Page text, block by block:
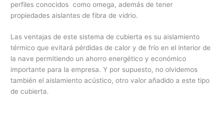
perfiles conocidos como omega, además de tener
propiedades aislantes de fibra de vidrio.
Las ventajas de este sistema de cubierta es su aislamiento
térmico que evitará pérdidas de calor y de frío en el interior de
la nave permitiendo un ahorro energético y económico
importante para la empresa. Y por supuesto, no olvidemos
también el aislamiento acústico, otro valor añadido a este tipo
de cubierta.